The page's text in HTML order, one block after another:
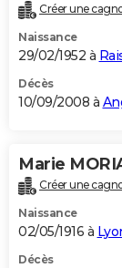
Créer une
Naissance
29/02/1952 à
Décès
10/09/2008 à
Marie
Créer une
Naissance
02/05/1916 à
Décès